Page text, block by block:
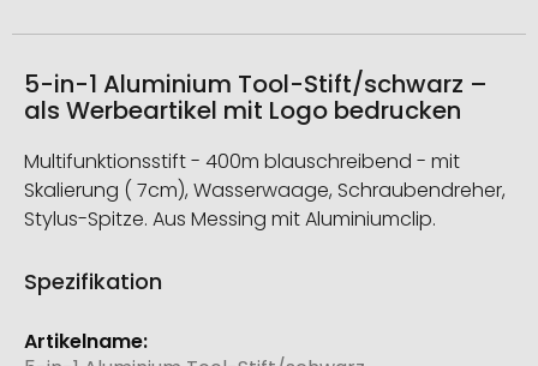
5-in-1 Aluminium Tool-Stift/schwarz –
als Werbeartikel mit Logo bedrucken
Multifunktionsstift - 400m blauschreibend - mit
Skalierung ( 7cm), Wasserwaage, Schraubendreher,
Stylus-Spitze. Aus Messing mit Aluminiumclip.
Spezifikation
Weitere
Informationen